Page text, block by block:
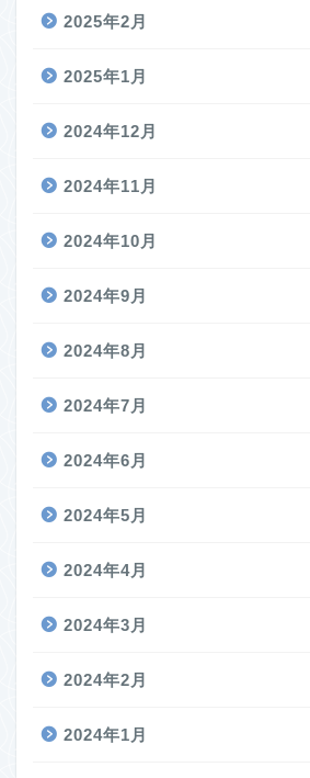
2025年2月
2025年1月
2024年12月
2024年11月
2024年10月
2024年9月
2024年8月
2024年7月
2024年6月
2024年5月
2024年4月
2024年3月
2024年2月
2024年1月